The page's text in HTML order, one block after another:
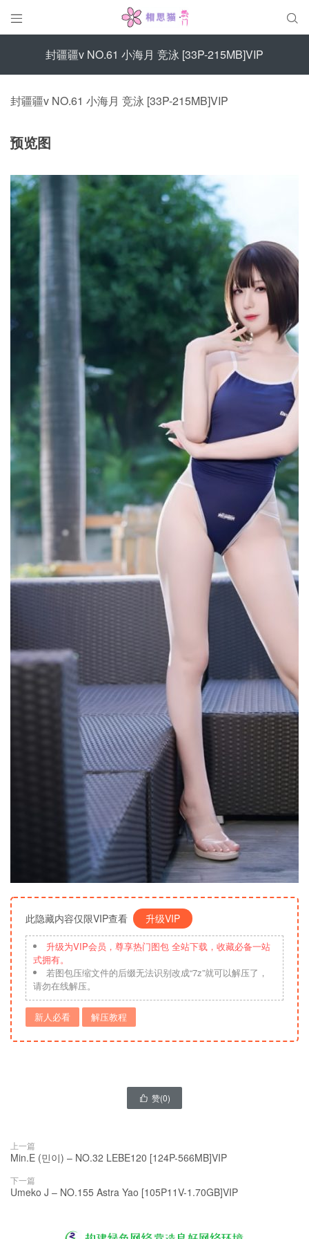
 
封疆疆v NO.61 小海月 竞泳 [33P-215MB]VIP
封疆疆v NO.61 小海月 竞泳 [33P-215MB]VIP
预览图
此隐藏内容仅限VIP查看 升级VIP
升级为VIP会员，尊享热门图包 全站下载，收藏必备一站
式拥有。
若图包压缩文件的后缀无法识别改成“7z”就可以解压了，
请勿在线解压。
新人必看 解压教程
 赞(0)
上一篇
Min.E (민이) – NO.32 LEBE120 [124P-566MB]VIP
下一篇
Umeko J – NO.155 Astra Yao [105P11V-1.70GB]VIP